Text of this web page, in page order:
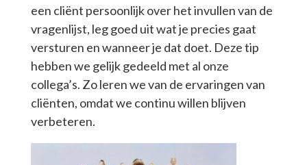
een cliënt persoonlijk over het invullen van de
vragenlijst, leg goed uit wat je precies gaat
versturen en wanneer je dat doet. Deze tip
hebben we gelijk gedeeld met al onze
collega’s. Zo leren we van de ervaringen van
cliënten, omdat we continu willen blijven
verbeteren.